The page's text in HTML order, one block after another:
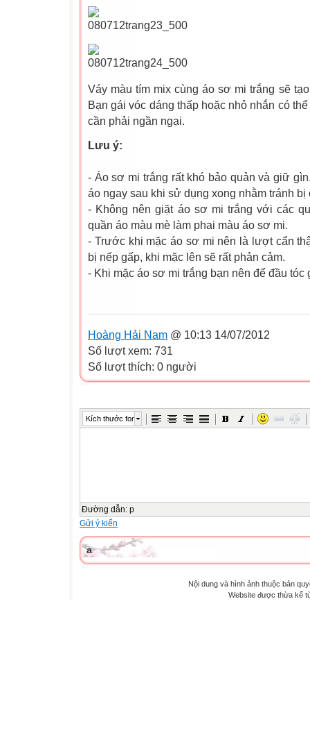
Váy màu tím mix cùng áo sơ mi trắng sẽ
Bạn gái vóc dáng thấp hoặc nhỏ nhắn có
cần phải ngần ngại.
Lưu ý:
- Áo sơ mi trắng rất khó bảo quản và giữ
áo ngay sau khi sử dụng xong nhằm tránh bị
- Không nên giặt áo sơ mi trắng với các
quần áo màu mè làm phai màu áo sơ mi.
- Trước khi mặc áo sơ mi nên là lượt cẩn
bị nếp gấp, khi mặc lên sẽ rất phản cảm.
- Khi mặc áo sơ mi trắng bạn nên để đầu tóc
Hoàng Hải Nam @ 10:13 14/07/2012
Số lượt xem: 731
Số lượt thích: 0 người
Kích thước font
Đường dẫn: p
Gửi ý kiến
a
Nội dung và hình ảnh thuộc bản
Website được thừa kế